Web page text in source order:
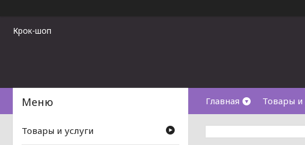
Крок-шоп
Главная Товары и
Товары и услуги